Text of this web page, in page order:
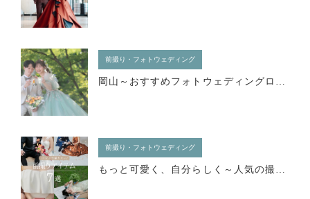
前撮り・フォトウェディング
岡山～おすすめフォトウェディングロケーション
前撮り・フォトウェディング
もっと可愛く、自分らしく～人気の撮影アイテム7選